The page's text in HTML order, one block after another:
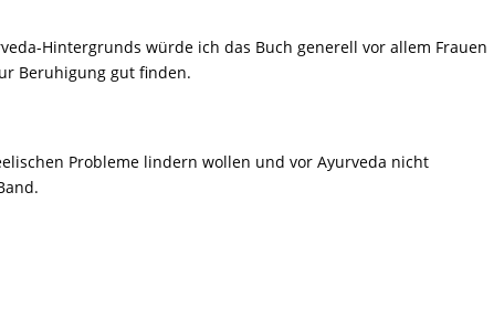
Hintergrunds würde ich das Buch generell vor allem Frauen
Beruhigung gut finden.
Probleme lindern wollen und vor Ayurveda nicht